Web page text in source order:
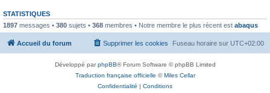
STATISTIQUES
1897 messages • 380 sujets • 368 membres • Notre membre le plus récent est abaqus
Accueil du forum Fuseau horaire sur UTC+02:00
Supprimer les cookies
Développé parphpBB® Forum Software © phpBB Limited
Traduction française officielle ©Miles Cellar
Confidentialité | Conditions